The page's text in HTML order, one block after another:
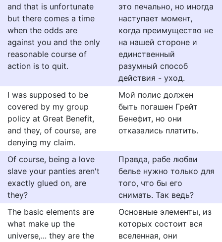
and that is unfortunate
but there comes a time
when the odds are
against you and the only
reasonable course of
action is to quit.
это печально, но иногда
наступает момент,
когда преимущество не
на нашей стороне и
единственный
разумный способ
действия - уход.
I was supposed to be
covered by my group
policy at Great Benefit,
and they, of course, are
denying my claim.
Мой полис должен
быть погашен Грейт
Бенефит, но они
отказались платить.
Of course, being a love
slave your panties aren't
exactly glued on, are
they?
Правда, рабе любви
белье нужно только для
того, что бы его
снимать. Так ведь?
The basic elements are
what make up the
universe,... they are the
Основные элементы, из
которых состоит вся
вселенная, они